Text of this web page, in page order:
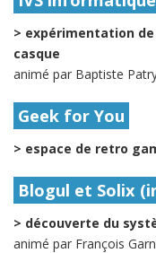
> expérimentation
casque
animé par Baptiste
Geek for You
> espace de retro
Blogul et Solix
> découverte du
animé par François